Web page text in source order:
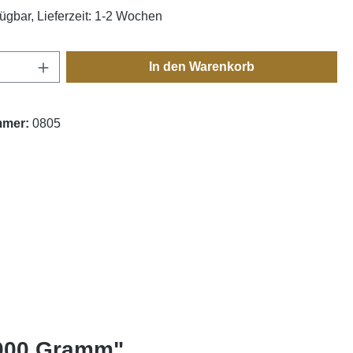
Lieferzeit: 1-2 Wochen
Anzahl: Gib den gewünschten Wert ein
In den Warenkorb
0805